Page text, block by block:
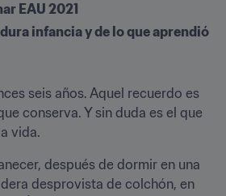
EAU 2021
infancia y de lo que aprendió
seis años. Aquel recuerdo es
conserva. Y sin duda es el que
vida.
después de dormir en una
desprovista de colchón, en